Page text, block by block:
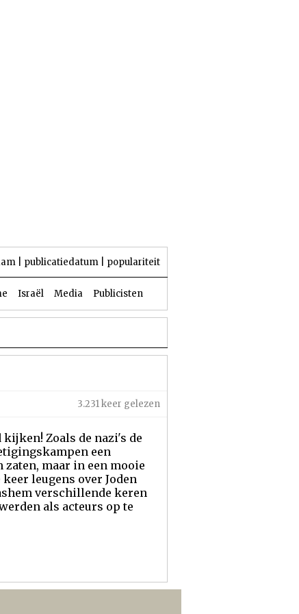
publicatiedatum populariteit
Israël Media Publicisten
3.231 keer gelezen
kijken! Zoals de nazi's de
een
maar in een mooie
leugens over Joden
verschillende keren
als acteurs op te